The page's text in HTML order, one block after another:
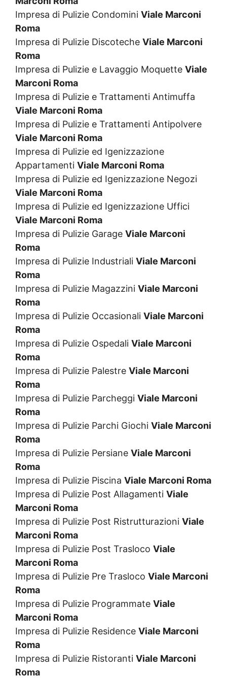
Impresa di Pulizie Condomini Viale Marconi
Roma
Impresa di Pulizie Discoteche Viale Marconi
Roma
Impresa di Pulizie e Lavaggio Moquette Viale
Marconi Roma
Impresa di Pulizie e Trattamenti Antimuffa
Viale Marconi Roma
Impresa di Pulizie e Trattamenti Antipolvere
Viale Marconi Roma
Impresa di Pulizie ed Igenizzazione
Appartamenti Viale Marconi Roma
Impresa di Pulizie ed Igenizzazione Negozi
Viale Marconi Roma
Impresa di Pulizie ed Igenizzazione Uffici
Viale Marconi Roma
Impresa di Pulizie Garage Viale Marconi
Roma
Impresa di Pulizie Industriali Viale Marconi
Roma
Impresa di Pulizie Magazzini Viale Marconi
Roma
Impresa di Pulizie Occasionali Viale Marconi
Roma
Impresa di Pulizie Ospedali Viale Marconi
Roma
Impresa di Pulizie Palestre Viale Marconi
Roma
Impresa di Pulizie Parcheggi Viale Marconi
Roma
Impresa di Pulizie Parchi Giochi Viale Marconi
Roma
Impresa di Pulizie Persiane Viale Marconi
Roma
Impresa di Pulizie Piscina Viale Marconi Roma
Impresa di Pulizie Post Allagamenti Viale
Marconi Roma
Impresa di Pulizie Post Ristrutturazioni Viale
Marconi Roma
Impresa di Pulizie Post Trasloco Viale
Marconi Roma
Impresa di Pulizie Pre Trasloco Viale Marconi
Roma
Impresa di Pulizie Programmate Viale
Marconi Roma
Impresa di Pulizie Residence Viale Marconi
Roma
Impresa di Pulizie Ristoranti Viale Marconi
Roma